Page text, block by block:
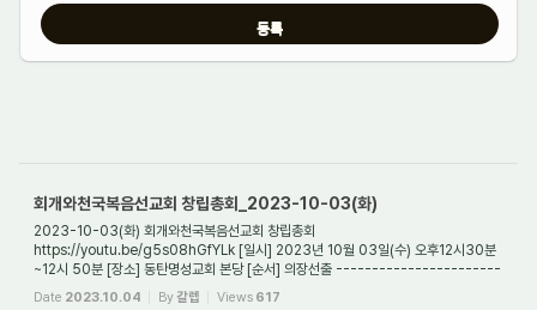
회개와천국복음선교회 창립총회_2023-10-03(화)
2023-10-03(화) 회개와천국복음선교회 창립총회
https://youtu.be/g5s08hGfYLk [일시] 2023년 10월 03일(수) 오후12시30분
~12시 50분 [장소] 동탄명성교회 본당 [순서] 의장선출 -----------------------
-- 발기인 대표 정보배 목사 개회선언 ----------------...
Date 2023.10.04 By갈렙 Views 617